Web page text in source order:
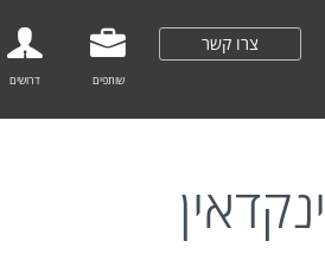
צרו קשר
שותפים דרושים